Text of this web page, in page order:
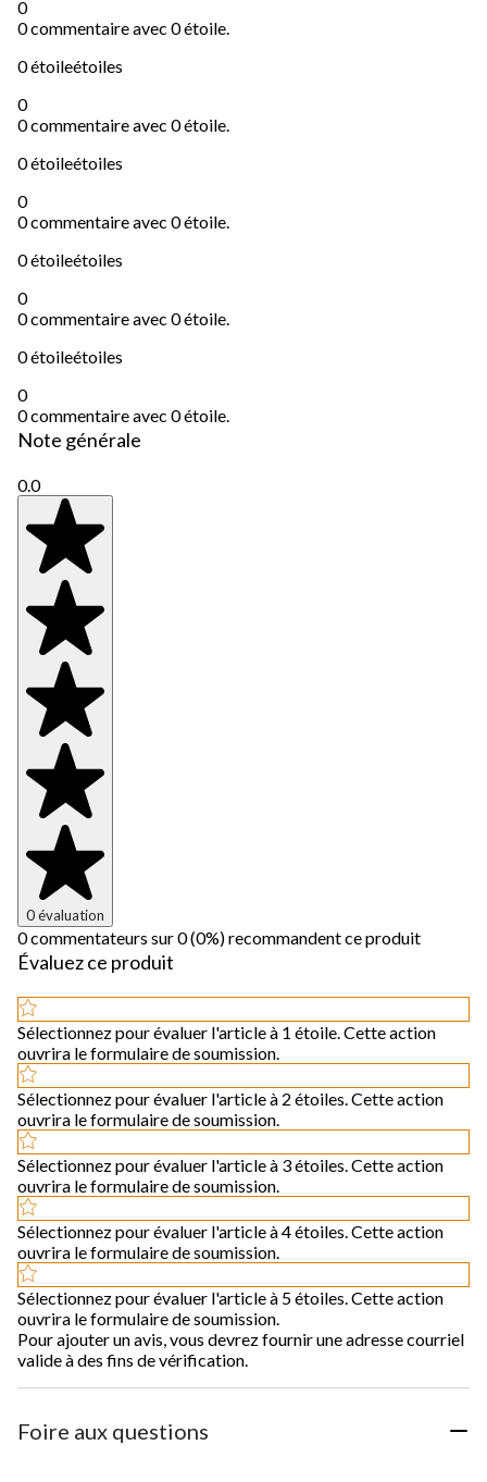
0
0 commentaire avec 0 étoile.
0 étoileétoiles
0
0 commentaire avec 0 étoile.
0 étoileétoiles
0
0 commentaire avec 0 étoile.
0 étoileétoiles
0
0 commentaire avec 0 étoile.
0 étoileétoiles
0
0 commentaire avec 0 étoile.
Note générale
0.0
0 évaluation
0 commentateurs sur 0 (0%) recommandent ce produit
Évaluez ce produit
Sélectionnez pour évaluer l'article à 1 étoile. Cette action
ouvrira le formulaire de soumission.
Sélectionnez pour évaluer l'article à 2 étoiles. Cette action
ouvrira le formulaire de soumission.
Sélectionnez pour évaluer l'article à 3 étoiles. Cette action
ouvrira le formulaire de soumission.
Sélectionnez pour évaluer l'article à 4 étoiles. Cette action
ouvrira le formulaire de soumission.
Sélectionnez pour évaluer l'article à 5 étoiles. Cette action
ouvrira le formulaire de soumission.
Pour ajouter un avis, vous devrez fournir une adresse courriel
valide à des fins de vérification.
Foire aux questions